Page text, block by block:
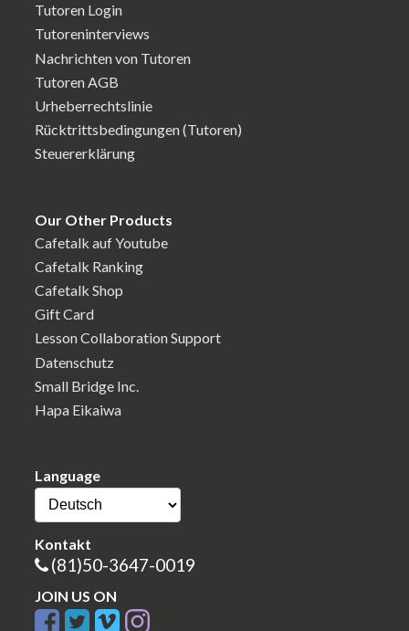
Tutoren Login
Tutoreninterviews
Nachrichten von Tutoren
Tutoren AGB
Urheberrechtslinie
Rücktrittsbedingungen (Tutoren)
Steuererklärung
Our Other Products
Cafetalk auf Youtube
Cafetalk Ranking
Cafetalk Shop
Gift Card
Lesson Collaboration Support
Datenschutz
Small Bridge Inc.
Hapa Eikaiwa
Language
Kontakt
(81)50-3647-0019
JOIN US ON